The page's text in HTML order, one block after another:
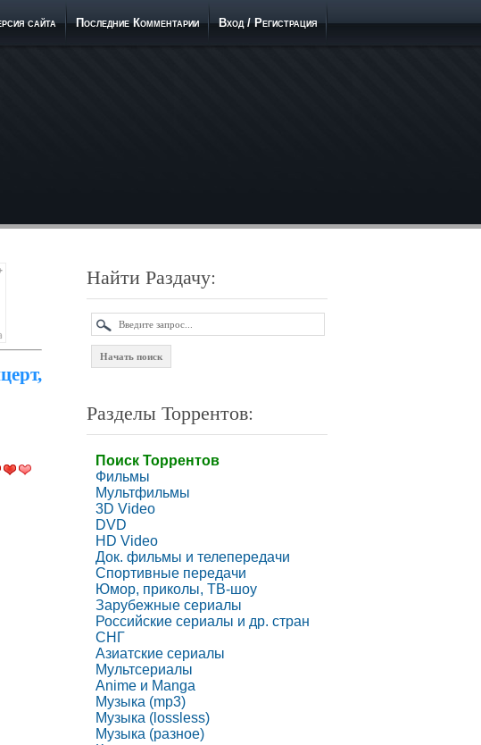
сайта Последние Комментарии Вход / Регистрация
Найти Раздачу:
Разделы Торрентов:
Поиск Торрентов
Фильмы
Мультфильмы
3D Video
DVD
HD Video
Док. фильмы и телепередачи
Спортивные передачи
Юмор, приколы, ТВ-шоу
Зарубежные сериалы
Российские сериалы и др. стран
СНГ
Азиатские сериалы
Мультсериалы
Anime и Manga
Музыка (mp3)
Музыка (lossless)
Музыка (разное)